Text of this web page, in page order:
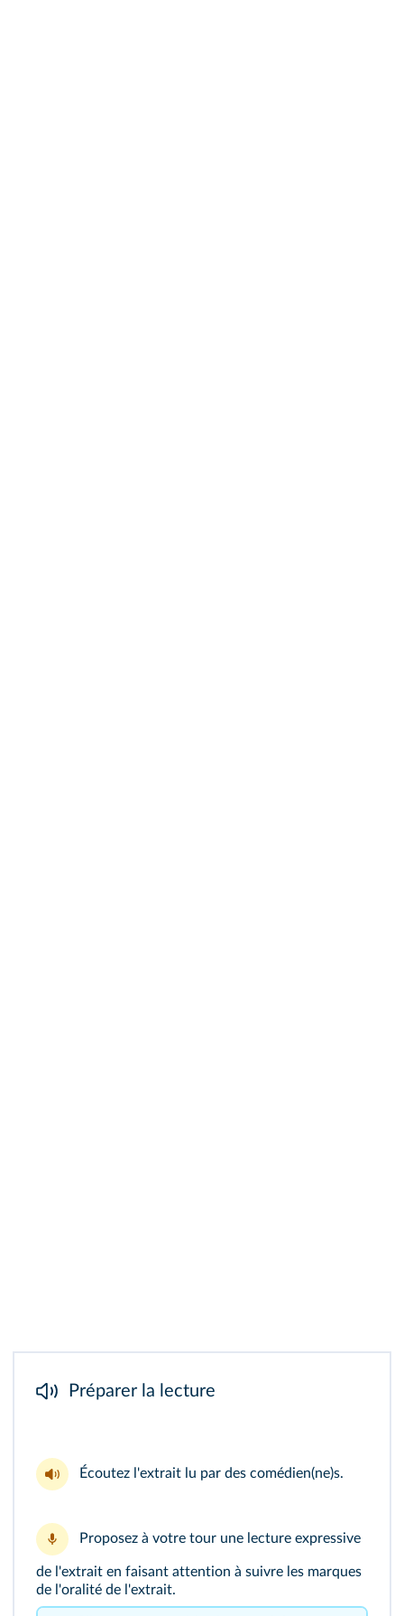
Préparer la lecture
Écoutez l'extrait lu par des comédien(ne)s.
Proposez à votre tour une lecture expressive
de l'extrait en faisant attention à suivre les marques
de l'oralité de l'extrait.